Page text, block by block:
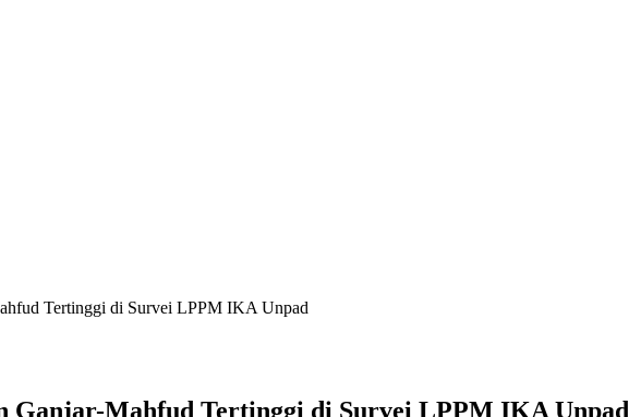
Tertinggi di Survei LPPM IKA Unpad
Ganjar-Mahfud Tertinggi di Survei LPPM IKA Unpad